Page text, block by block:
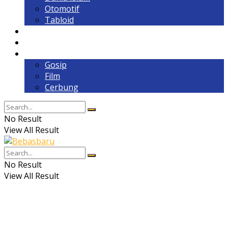
Otomotif
Tabloid
Gosip
Film
Cerbung
No Result
View All Result
No Result
View All Result